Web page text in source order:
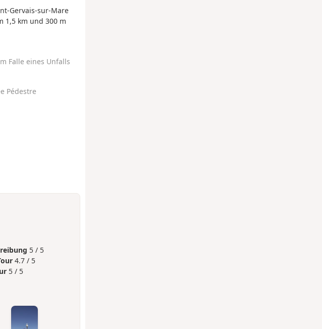
Gervais-sur-Mare
1,5 km und 300 m
Falle eines Unfalls
Pédestre
5 / 5
4.7 / 5
5 / 5